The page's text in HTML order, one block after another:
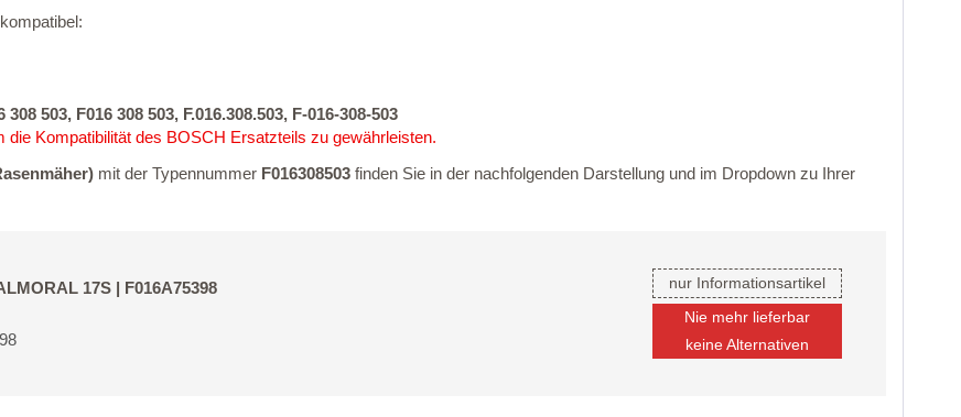
308 503, F016 308 503, F.016.308.503, F-016-308-503
Kompatibilität des BOSCH Ersatzteils zu gewährleisten.
mit der Typennummer F016308503 finden Sie in der nachfolgenden Darstellung und im Dropdown zu Ihrer
17S | F016A75398
nur Informationsartikel
Nie mehr lieferbar
keine Alternativen